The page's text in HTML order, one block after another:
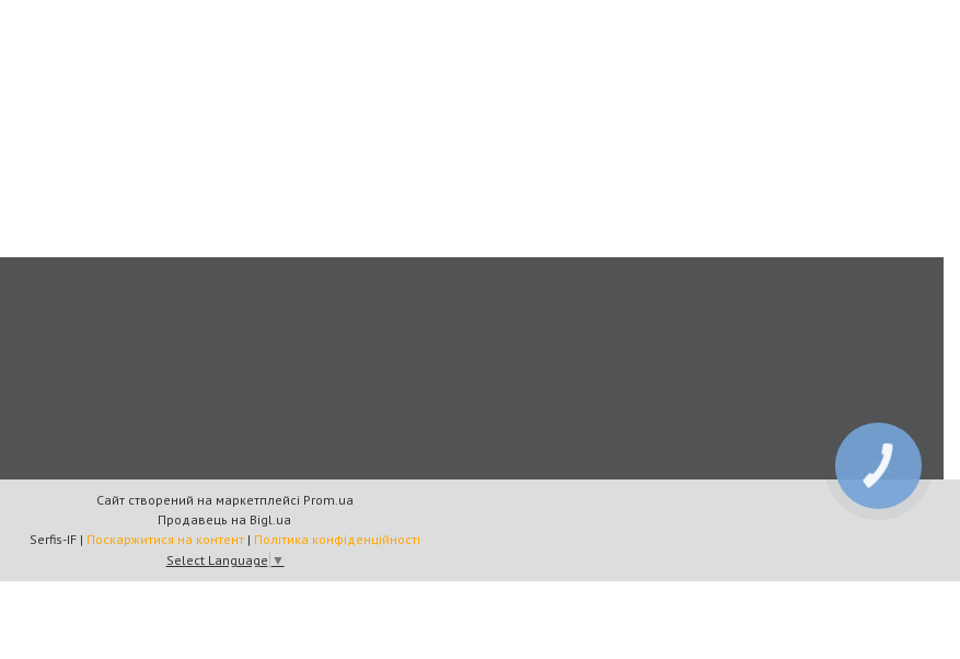
Сайт створений на маркетплейсі Prom.ua
Продавець на Bigl.ua
Serfis-IF | Поскаржитися на контент | Політика конфіденційності
Select Language ▼
КНОПКА
ЗВ'ЯЗКУ